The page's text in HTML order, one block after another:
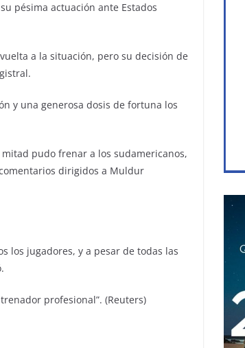
pésima actuación ante Estados
a la situación, pero su decisión de
y una generosa dosis de fortuna los
pudo frenar a los sudamericanos,
dirigidos a Muldur
los jugadores, y a pesar de todas las
profesional”. (Reuters)